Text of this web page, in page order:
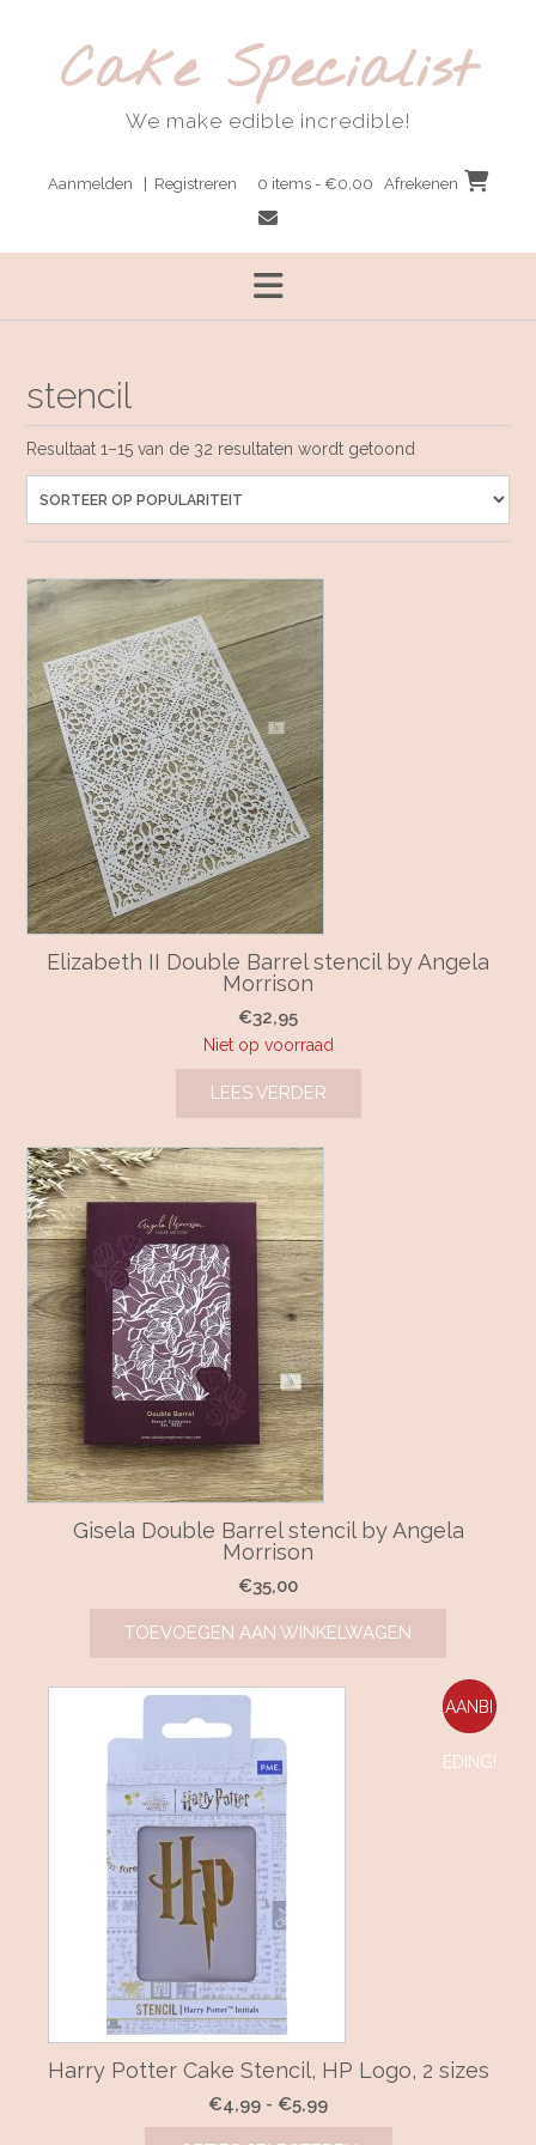
Cake Specialist
We make edible incredible!
Aanmelden | Registreren 0 items - €0,00 Afrekenen
stencil
Resultaat 1–15 van de 32 resultaten wordt getoond
op
populariteit
Elizabeth II Double Barrel stencil by Angela
Morrison
€32,95
Niet op voorraad
LEES VERDER
Gisela Double Barrel stencil by Angela
Morrison
€35,00
TOEVOEGEN AAN WINKELWAGEN
AANBI
EDING!
Harry Potter Cake Stencil, HP Logo, 2 sizes
€4,99 - €5,99Prijsklasse: